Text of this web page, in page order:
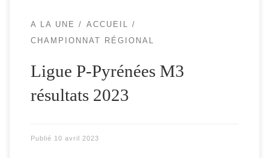
A LA UNE
ACCUEIL
CHAMPIONNAT RÉGIONAL
Ligue P-Pyrénées M3
résultats 2023
Publié 10 avril 2023